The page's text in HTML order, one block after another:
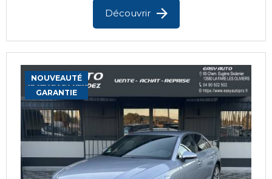
Découvrir
NOUVEAUTÉ
GARANTIE